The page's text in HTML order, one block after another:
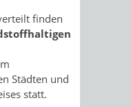
finden
Städten und
statt.